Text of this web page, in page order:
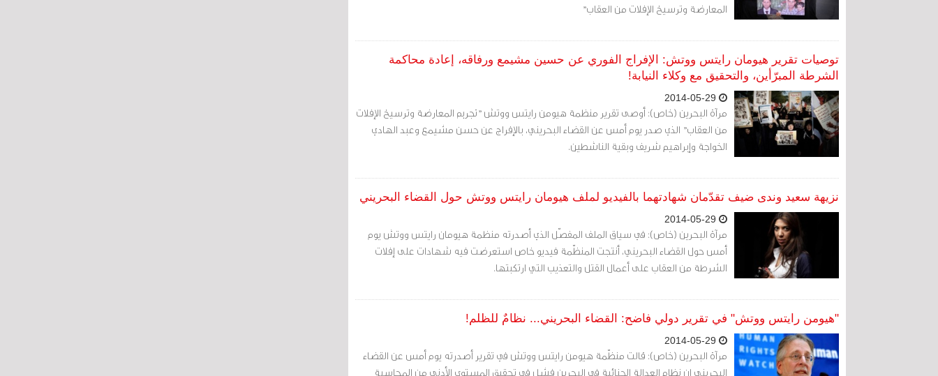
المعارضة وترسيخ الإفلات من العقاب"
توصيات تقرير هيومان رايتس ووتش: الإفراج الفوري عن حسين مشيمع ورفاقه، إعادة محاكمة
الشرطة المبرّأين، والتحقيق مع وكلاء النيابة!
مرآة البحرين (خاص): أوصى تقرير منظمة هيومن رايتس ووتش "تجريم المعارضة وترسيخ الإفلات
من العقاب" الذي صدر يوم أمس عن القضاء البحريني، بالإفراج عن حسن مشيمع وعبد الهادي
الخواجة وإبراهيم شريف وبقية الناشطين.
نزيهة سعيد وندى ضيف تقدّمان شهادتهما بالفيديو لملف هيومان رايتس ووتش حول القضاء البحريني
مرآة البحرين (خاص): في سياق الملف المفصّل الذي أصدرته منظمة هيومان رايتس ووتش يوم
أمس حول القضاء البحريني، أنتجت المنظّمة فيديو خاص استعرضت فيه شهادات على إفلات
الشرطة من العقاب على أعمال القتل والتعذيب التي ارتكبتها.
"هيومن رايتس ووتش" في تقرير دولي فاضح: القضاء البحريني... نظامٌ للظلم!
مرآة البحرين (خاص): قالت منظّمة هيومن رايتس ووتش في تقرير أصدرته يوم أمس عن القضاء
البحريني إن نظام العدالة الجنائية في البحرين فشل في تحقيق المستوى الأدنى من المحاسبة